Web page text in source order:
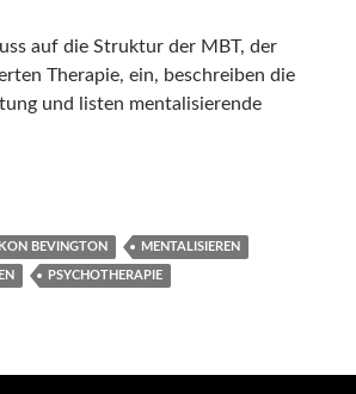
auf die Struktur der MBT, der
Therapie, ein, beschreiben die
und listen mentalisierende
Strategien für die
BEVINGTON MENTALISIEREN
PSYCHOTHERAPIE